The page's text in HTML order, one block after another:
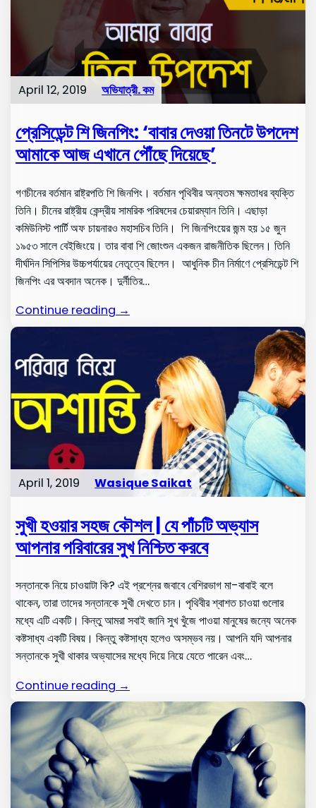
April 12, 2019 অভিযাত্রী. কম
প্রেসিডেন্ট শি জিনপিং: ‘বাবার দেওয়া তিনটে উপদেশ
আমাকে আজ এখানে পৌঁছে দিয়েছে’
গণচীনের বর্তমান রাষ্ট্রপতি শি জিনপিং। বর্তমান পৃথিবীর অন্যতম ক্ষমতাধর ব্যক্তি
তিনি। চীনের রাষ্ট্রীয় কেন্দ্রীয় সামরিক পরিষদের চেয়ারম্যান তিনি। এছাড়া
কমিউনিস্ট পার্টি অফ চায়নারও মহাসচিব তিনি। শি জিনপিংয়ের জন্ম হয় ১৫ জুন
১৯৫৩ সালে বেইজিংয়ে। তার বাবা শি জোংশুন একজন রাজনীতিক ছিলেন। তিনি
দীর্ঘদিন সিপিসির উচ্চপর্যায়ের নেতৃত্বে ছিলেন। আধুনিক চীন নির্মাণে প্রেসিডেন্ট শি
জিনপিং এর অবদান অনেক। দুর্নীতির…
Continue reading →
April 1, 2019 Wasique Saikat
সুখী হওয়ার সহজ কৌশল | যে পাঁচটি অভ্যাস
আপনার পরিবারের সুখ নিশ্চিত করবে
সন্তানকে নিয়ে চাওয়াটা কি? এই প্রশ্নের জবাবে বেশিরভাগ মা-বাবাই বলে
থাকেন, তারা তাদের সন্তানকে সুখী দেখতে চান। পৃথিবীর শ্বাশত চাওয়া গুলোর
মধ্যে এটি একটি। কিন্তু আমরা সবাই জানি সুখ খুঁজে পাওয়া মানুষের জন্যে অনেক
কষ্টসাধ্য একটি বিষয়। কিন্তু কষ্টসাধ্য হলেও অসম্ভব নয়। আপনি যদি আপনার
সন্তানকে সুখী থাকার অভ্যাসের মধ্যে দিয়ে নিয়ে যেতে পারেন এবং…
Continue reading →